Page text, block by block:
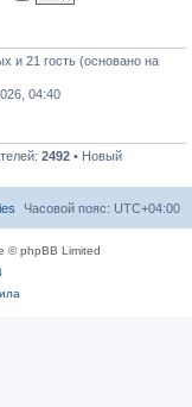
и 21 гость (основано на
04:40
2492 • Новый
Часовой пояс: UTC+04:00
© phpBB Limited